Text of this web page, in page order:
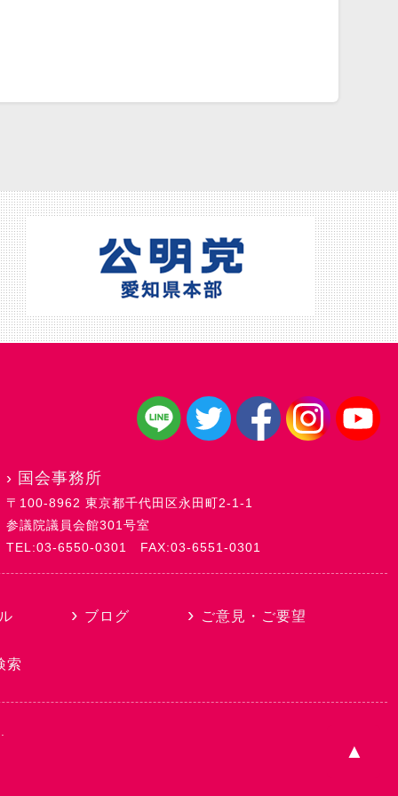
› 国会事務所
〒100-8962 東京都千代田区永田町2-1-1
参議院議員会館301号室
TEL:03-6550-0301 FAX:03-6551-0301
ブログ ご意見・ご要望
索